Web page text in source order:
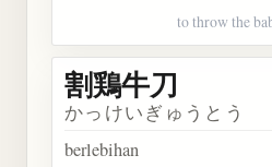
to throw the
割鶏牛刀
かっけいぎゅうとう
berlebihan